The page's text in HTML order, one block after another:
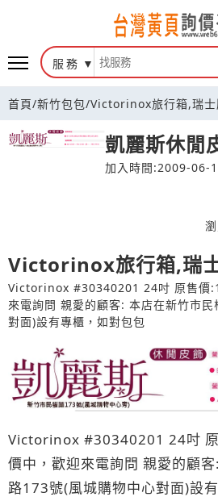
台灣黃頁詢
服務
首頁/新竹包包/Victorinox旅行箱,瑞士
凱麗斯休閒
加入時間:2009-06-
Victorinox旅行箱,瑞
Victorinox #30340201 24吋 原售價
來電詢問 親愛的顧客: 本店在新竹市
對面)設有專櫃，如對包包
Victorinox #30340201 24吋
價中，歡迎來電詢問 親愛的顧
路173號(風城購物中心對面)設